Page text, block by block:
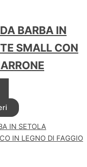
BARBA IN
SMALL CON